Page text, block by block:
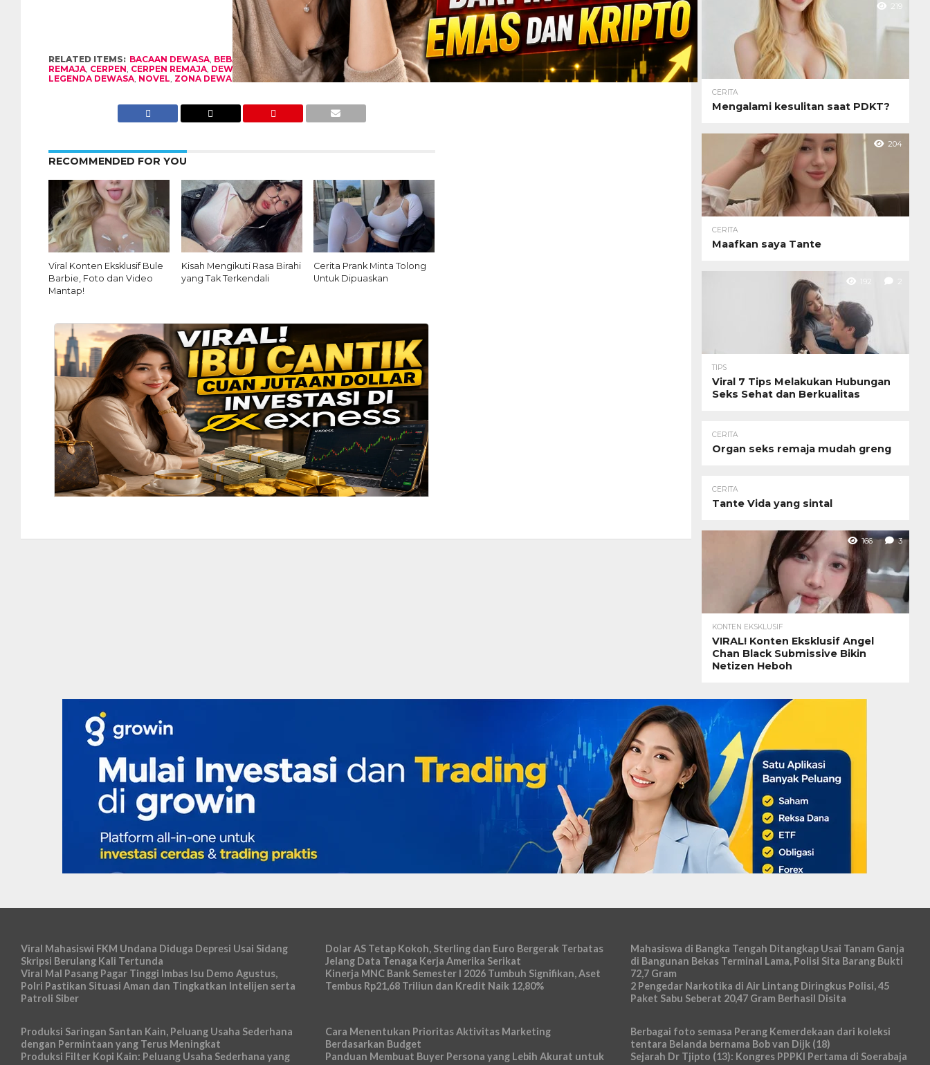
RELATED ITEMS: BACAAN DEWASA, BEBAS, CERITA,CERITA PENDEK
CERITA
REMAJA, CERPEN, CERPEN REMAJA, DEWASA ,ICKLIK ,KISAH,KISAH REMAJA,
LEGENDA DEWASA, NOVEL, ZONA DEWASA
RECOMMENDED FOR YOU
Viral Konten Eksklusif Bule
Barbie, Foto dan Video
Mantap!
Kisah Mengikuti Rasa Birahi
yang Tak Terkendali
Cerita Prank Minta Tolong
Untuk Dipuaskan
219
CERITA
Mengalami kesulitan saat PDKT?
204
CERITA
Maafkan saya Tante
192 2
TIPS
Viral 7 Tips Melakukan Hubungan
Seks Sehat dan Berkualitas
CERITA
Organ seks remaja mudah greng
CERITA
Tante Vida yang sintal
166 3
KONTEN EKSKLUSIF
VIRAL! Konten Eksklusif Angel
Chan Black Submissive Bikin
Netizen Heboh
Viral Mahasiswi FKM Undana Diduga Depresi Usai Sidang
Skripsi Berulang Kali Tertunda
Viral Mal Pasang Pagar Tinggi Imbas Isu Demo Agustus,
Polri Pastikan Situasi Aman dan Tingkatkan Intelijen serta
Patroli Siber
Dolar AS Tetap Kokoh, Sterling dan Euro Bergerak Terbatas
Jelang Data Tenaga Kerja Amerika Serikat
Kinerja MNC Bank Semester I 2026 Tumbuh Signifikan, Aset
Tembus Rp21,68 Triliun dan Kredit Naik 12,80%
Mahasiswa di Bangka Tengah Ditangkap Usai Tanam Ganja
di Bangunan Bekas Terminal Lama, Polisi Sita Barang Bukti
72,7 Gram
2 Pengedar Narkotika di Air Lintang Diringkus Polisi, 45
Paket Sabu Seberat 20,47 Gram Berhasil Disita
Produksi Saringan Santan Kain, Peluang Usaha Sederhana
dengan Permintaan yang Terus Meningkat
Produksi Filter Kopi Kain: Peluang Usaha Sederhana yang
Cara Menentukan Prioritas Aktivitas Marketing
Berdasarkan Budget
Panduan Membuat Buyer Persona yang Lebih Akurat untuk
Berbagai foto semasa Perang Kemerdekaan dari koleksi
tentara Belanda bernama Bob van Dijk (18)
Sejarah Dr Tjipto (13): Kongres PPPKI Pertama di Soerabaja